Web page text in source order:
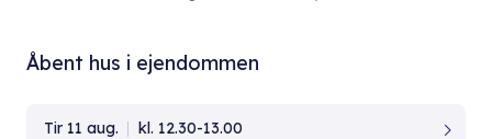
Åbent hus i ejendommen
Tir 11 aug. kl. 12.30-13.00